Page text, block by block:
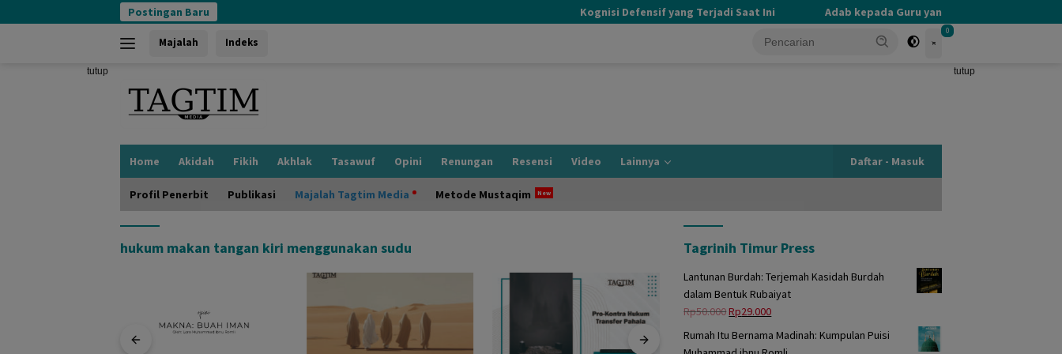
ke
Postingan Baru Kognisi Defensif yang Terjadi Saat Ini Adab kepada Guru yang Terlupakan
Majalah Indeks
0
tutup tutup
Home Akidah Fikih Akhlak Tasawuf Opini Renungan Resensi Video Lainnya Daftar - Masuk
Profil Penerbit Publikasi Majalah Tagtim Media Metode Mustaqim
hukum makan tangan kiri menggunakan sudu Tagrinih Timur Press
Lantunan Burdah: Terjemah Kasidah Burdah
dalam Bentuk Rubaiyat
Rp50.000Harga
adalah:
Rp29.000Harga
Rumah Itu Bernama Madinah: Kumpulan Puisi